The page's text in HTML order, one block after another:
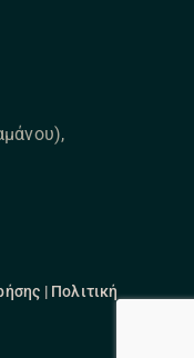
| Πολιτική